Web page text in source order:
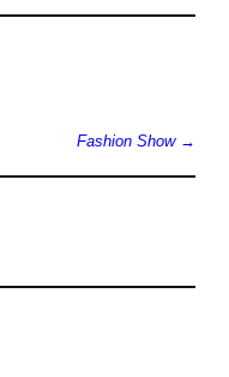
Fashion Show →